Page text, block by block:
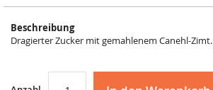
Beschreibung
Dragierter Zucker mit gemahlenem Canehl-Zimt.